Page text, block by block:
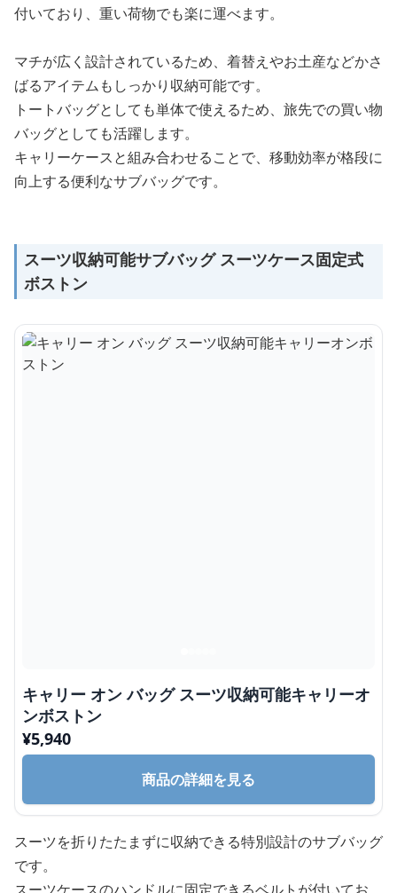
付いており、重い荷物でも楽に運べます。
マチが広く設計されているため、着替えやお土産などかさ
ばるアイテムもしっかり収納可能です。
トートバッグとしても単体で使えるため、旅先での買い物
バッグとしても活躍します。
キャリーケースと組み合わせることで、移動効率が格段に
向上する便利なサブバッグです。
スーツ収納可能サブバッグ スーツケース固定式
ボストン
キャリー オン バッグ スーツ収納可能キャリーオ
ンボストン
¥5,940
商品の詳細を見る
スーツを折りたたまずに収納できる特別設計のサブバッグ
です。